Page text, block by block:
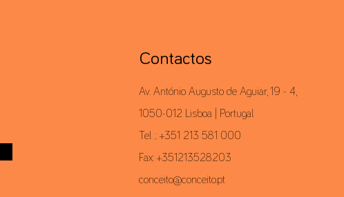
Contactos
Av. António Augusto de Aguiar, 19 - 4,
1050-012 Lisboa | Portugal
Tel .: +351 213 581 000
Fax: +351213528203
conceito@conceito.pt